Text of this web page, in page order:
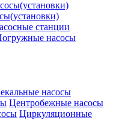
станции
насосы
насосы
Центробежные насосы
Циркуляционные